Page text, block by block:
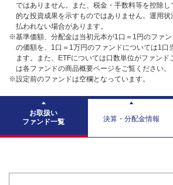
ではありません。また、税金・手数料等を控除
的な投資成果を示すものではありません。運用
払われない場合があります。
※基準価額、分配金は当初元本が1口＝1円のファン
の価額を、1口＝1万円のファンドについては1口
ます。また、ETFについては口数単位がファンド
は各ファンドの商品概要ページをご覧ください。
※設定前のファンドは空欄となっています。
お取扱い
ファンド一覧
決算・分配金情報